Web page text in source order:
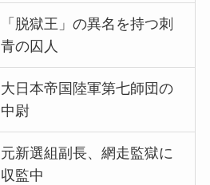
「脱獄王」の異名を持つ刺
青の囚人
大日本帝国陸軍第七師団の
中尉
元新選組副長、網走監獄に
収監中